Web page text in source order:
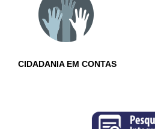
CIDADANIA EM CONTAS